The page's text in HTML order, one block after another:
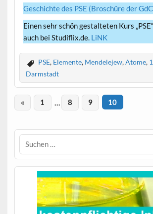
Geschichte des PSE (Broschüre der
Einen sehr schön gestalteten Kurs
auch bei Studiflix.de. LiNK
PSE, Elemente, Mendelejew,Atome,
Darmstadt
« 1 8 9 10